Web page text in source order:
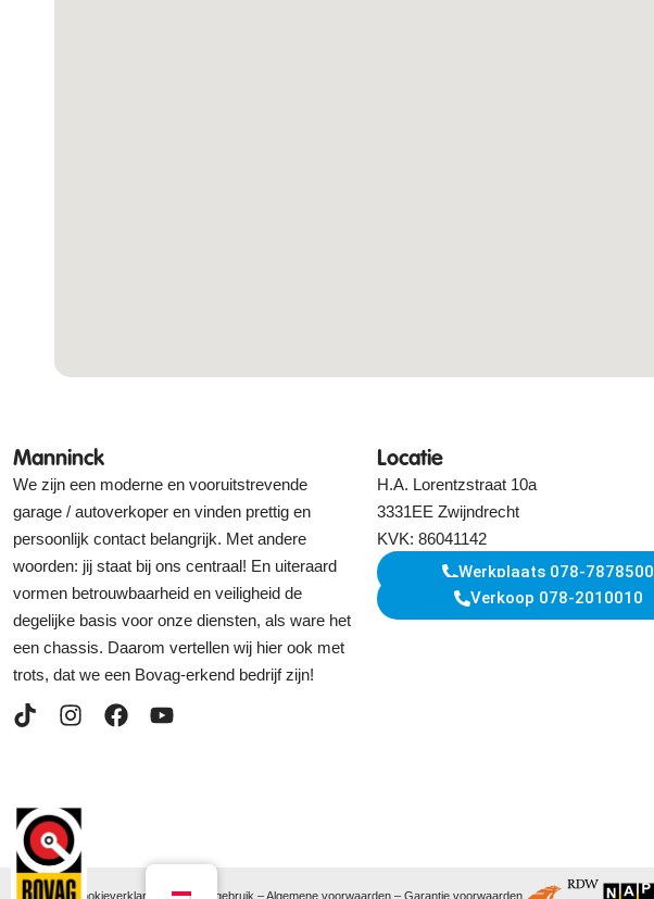
Manninck
We zijn een moderne en vooruitstrevende
garage / autoverkoper en vinden prettig en
persoonlijk contact belangrijk. Met andere
woorden: jij staat bij ons centraal! En uiteraard
vormen betrouwbaarheid en veiligheid de
degelijke basis voor onze diensten, als ware het
een chassis. Daarom vertellen wij hier ook met
trots, dat we een Bovag-erkend bedrijf zijn!
Locatie
H.A. Lorentzstraat 10a
3331EE Zwijndrecht
KVK: 86041142
Werkplaats 078-7878500
Verkoop 078-2010010
Privacy- en cookieverklaring –Cookie gebruik –Algemene voorwaarden – Garantie voorwaarden